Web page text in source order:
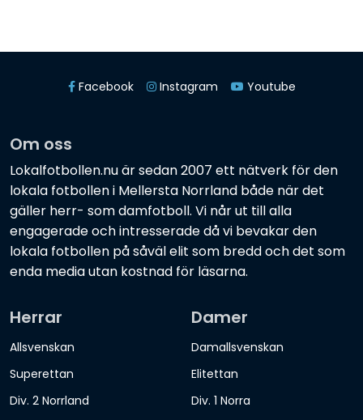
Facebook Instagram Youtube
Om oss
Lokalfotbollen.nu är sedan 2007 ett nätverk för den
lokala fotbollen i Mellersta Norrland både när det
gäller herr- som damfotboll. Vi når ut till alla
engagerade och intresserade då vi bevakar den
lokala fotbollen på såväl elit som bredd och det som
enda media utan kostnad för läsarna.
Herrar
Allsvenskan
Superettan
Div. 2 Norrland
Damer
Damallsvenskan
Elitettan
Div. 1 Norra